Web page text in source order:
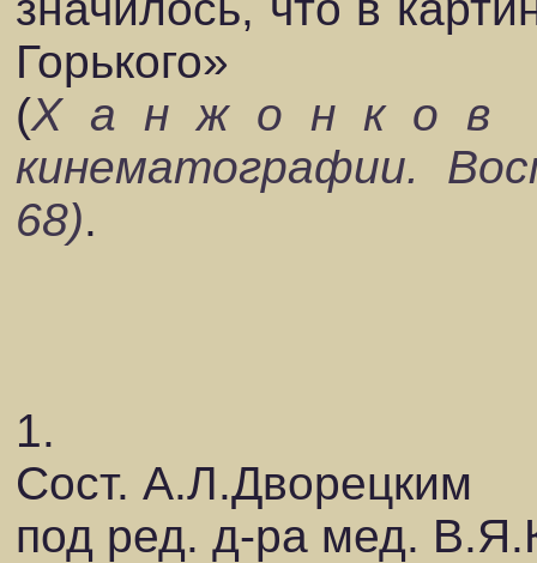
Горького»
(Х а н ж о н к о в
кинематографии.
68).
1.
Сост. А.Л.Дворецким
под ред. д-ра мед.